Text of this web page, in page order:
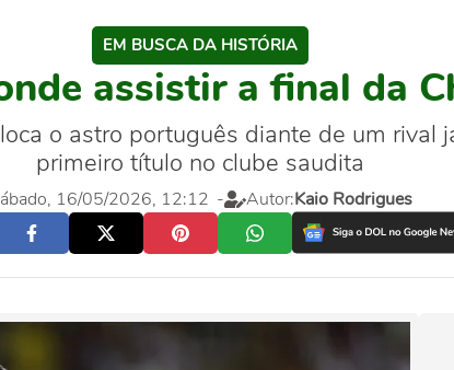
EM BUSCA DA HISTÓRIA
assistir a final da
o astro português diante de um rival
primeiro título no clube saudita
16/05/2026, 12:12 - Autor:Kaio Rodrigues